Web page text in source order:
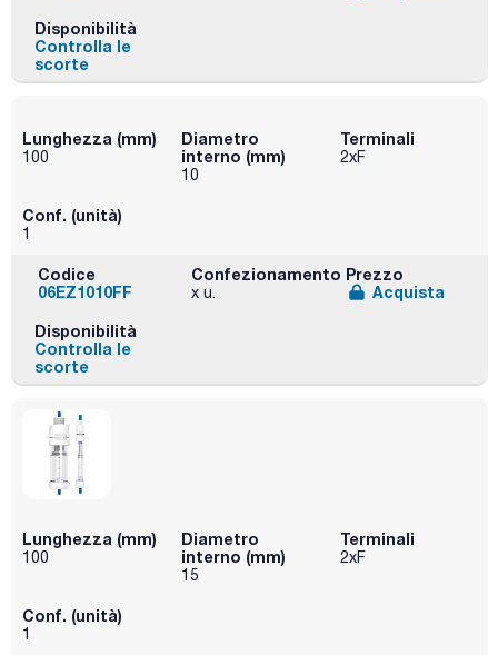
Disponibilità
Controlla le
scorte
Lunghezza (mm)
100
Diametro
interno (mm)
10
Terminali
2xF
Conf. (unità)
1
Codice
06EZ1010FF
Confezionamento
x u.
Prezzo
Acquista
Disponibilità
Controlla le
scorte
Lunghezza (mm)
100
Diametro
interno (mm)
15
Terminali
2xF
Conf. (unità)
1